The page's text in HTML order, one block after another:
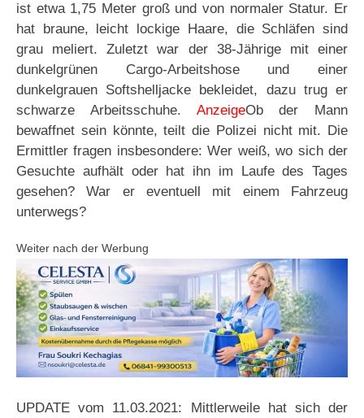
ist etwa 1,75 Meter groß und von normaler Statur. Er
hat braune, leicht lockige Haare, die Schläfen sind
grau meliert. Zuletzt war der 38-Jährige mit einer
dunkelgrünen Cargo-Arbeitshose und einer
dunkelgrauen Softshelljacke bekleidet, dazu trug er
schwarze Arbeitsschuhe. AnzeigeOb der Mann
bewaffnet sein könnte, teilt die Polizei nicht mit. Die
Ermittler fragen insbesondere: Wer weiß, wo sich der
Gesuchte aufhält oder hat ihn im Laufe des Tages
gesehen? War er eventuell mit einem Fahrzeug
unterwegs?
Weiter nach der Werbung
UPDATE vom 11.03.2021: Mittlerweile hat sich der